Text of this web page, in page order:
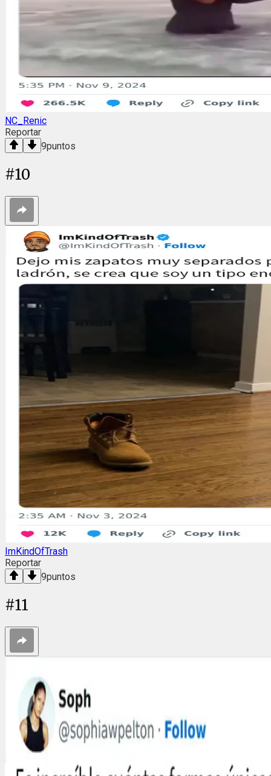
NC_Renic
Reportar
9puntos
#10
ImKindOfTrash
Reportar
9puntos
#11